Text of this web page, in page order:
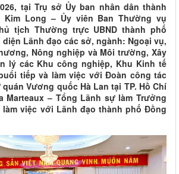
tại Trụ sở Ủy ban nhân dân thành
Kim Long – Ủy viên Ban Thường vụ
tịch Thường trực UBND thành phố
Lãnh đạo các sở, ngành: Ngoại vụ,
Nông nghiệp và Môi trường, Xây
lý các Khu công nghiệp, Khu Kinh tế
tiếp và làm việc với Đoàn công tác
Vương quốc Hà Lan tại TP. Hồ Chí
Marteaux – Tổng Lãnh sự làm Trưởng
làm việc với Lãnh đạo thành phố Đồng